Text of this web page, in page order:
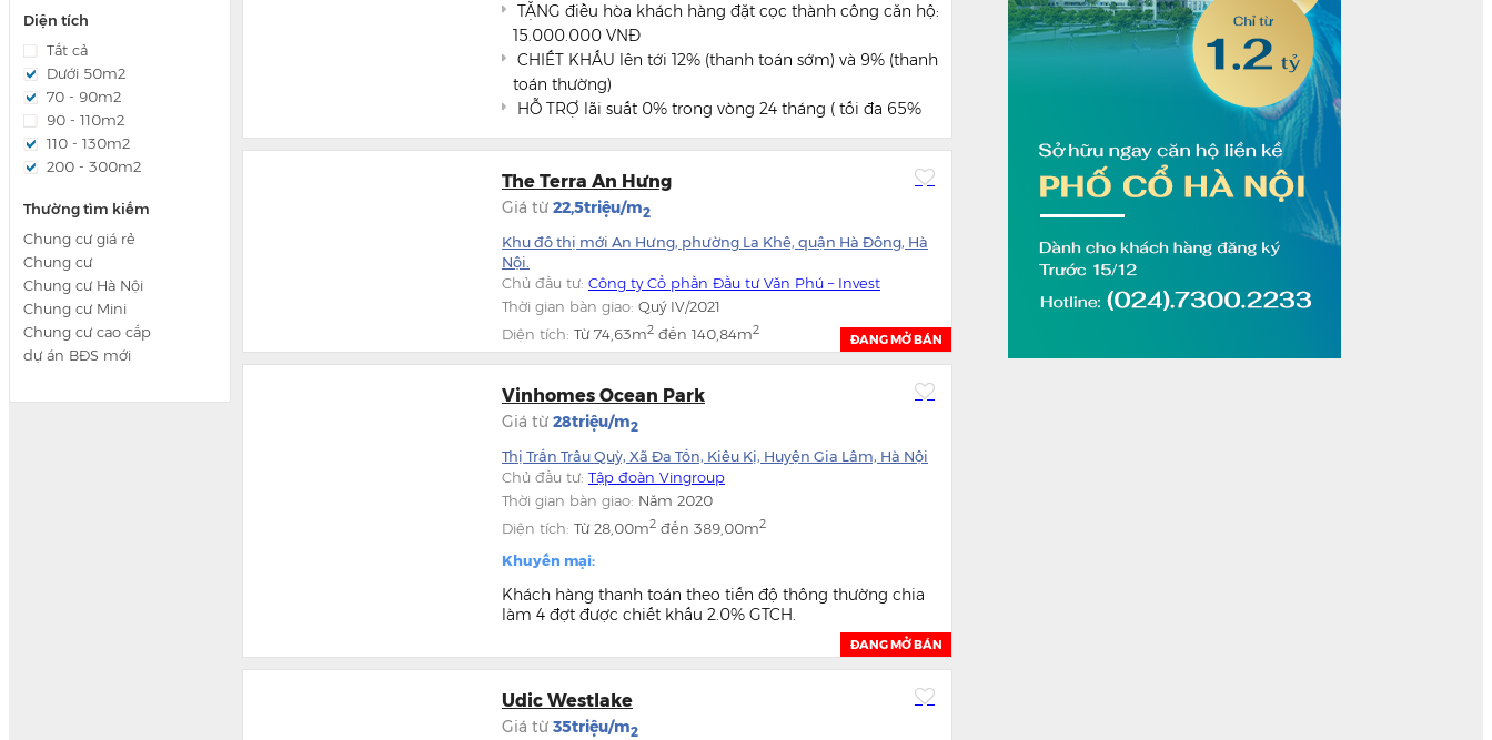
Diện tích
Tất cả
Dưới 50m2
70 - 90m2
90 - 110m2
110 - 130m2
200 - 300m2
Thường tìm kiếm
Chung cư giá rẻ
Chung cư
Chung cư Hà Nội
Chung cư Mini
Chung cư cao cấp
dự án BĐS mới
TẶNG điều hòa khách hàng đặt cọc thành công căn hộ:
15.000.000 VNĐ
CHIẾT KHẤU lên tới 12% (thanh toán sớm) và 9% (thanh
toán thường)
HỖ TRỢ lãi suất 0% trong vòng 24 tháng ( tối đa 65%
tổng giá trị căn hộ)
KÝ HỢP ĐỒNG đóng 10% giá trị căn hộ.
The Terra An Hưng
Giá từ 22,5triệu/m2
Khu đô thị mới An Hưng, phường La Khê, quận Hà Đông, Hà
Nội.
Chủ đầu tư: Công ty Cổ phần Đầu tư Văn Phú – Invest
ĐANG MỞ BÁN
Thời gian bàn giao: Quý IV/2021
Diện tích: Từ74,63m2 đến 140,84m2
Vinhomes Ocean Park
Giá từ 28triệu/m2
Thị Trấn Trâu Quỳ, Xã Đa Tốn, Kiêu Kị, Huyện Gia Lâm, Hà Nội
Chủ đầu tư: Tập đoàn Vingroup
ĐANG MỞ BÁN
Thời gian bàn giao: Năm 2020
Diện tích: Từ28,00m2 đến 389,00m2
Khuyến mại:
Khách hàng thanh toán theo tiến độ thông thường chia
làm 4 đợt được chiết khấu 2.0% GTCH.
Udic Westlake
Giá từ 35triệu/m2